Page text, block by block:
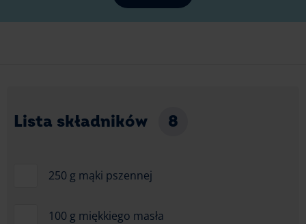
Lista składników 8
250 g mąki pszennej
100 g miękkiego masła